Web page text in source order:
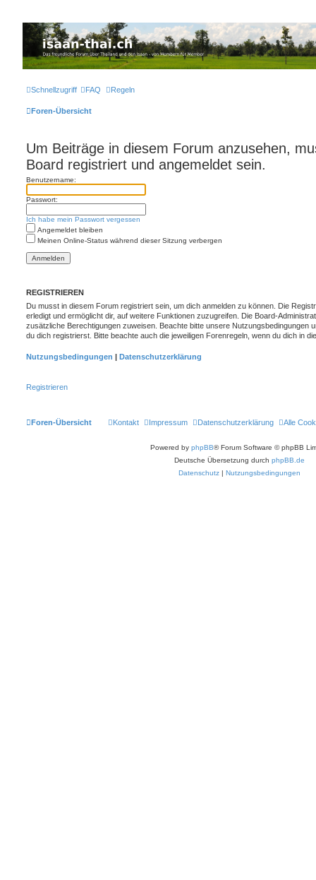
Thailand & Isaan Forum - isaan-thai.ch
Das freundliche Forum über Thailand und den Isaan - von Membern für Member
Schnellzugriff FAQ Regeln
Foren-Übersicht
Um Beiträge in diesem Forum anzusehen,
Board registriert und angemeldet sein.
Benutzername:
Passwort:
Ich habe mein Passwort vergessen
Angemeldet bleiben
Meinen Online-Status während dieser Sitzung verbergen
REGISTRIEREN
Du musst in diesem Forum registriert sein, um dich anmelden zu können. Die
erledigt und ermöglicht dir, auf weitere Funktionen zuzugreifen. Die Board-
zusätzliche Berechtigungen zuweisen. Beachte bitte unsere Nutzungsbedingungen
du dich registrierst. Bitte beachte auch die jeweiligen Forenregeln, wenn du dich in
Nutzungsbedingungen Datenschutzerklärung
Registrieren
Foren-Übersicht Alle
Datenschutzerklärung
Impressum
Kontakt
Powered by phpBB® Forum Software © phpBB
Deutsche Übersetzung durch phpBB.de
Datenschutz
Nutzungsbedingungen